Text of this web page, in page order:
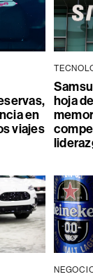
en
viajes
hoja